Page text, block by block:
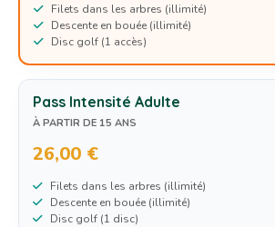
Filets dans les arbres (illimité)
Descente en bouée (illimité)
Disc golf (1 accès)
Pass Intensité Adulte
À PARTIR DE 15 ANS
26,00 €
Filets dans les arbres (illimité)
Descente en bouée (illimité)
Disc golf (1 disc)